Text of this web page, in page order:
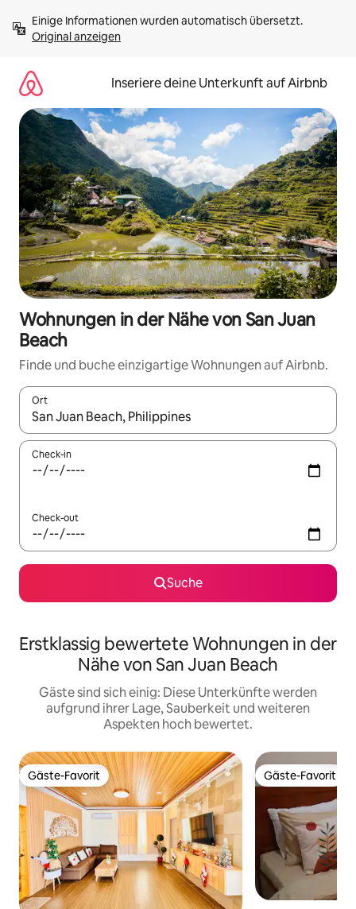
Inhalten
springenOriginal anzeigen
Inseriere deine Unterkunft auf Airbnb
Wohnungen in der Nähe von San Juan
Beach
Finde und buche einzigartige Wohnungen auf Airbnb.
Ort
Wenn Ergebnisse verfügbar sind, navigiere mit den
Check-in
Check-out
Suche
Erstklassig bewertete Wohnungen in der
Nähe von San Juan Beach
Gäste sind sich einig: Diese Unterkünfte werden
aufgrund ihrer Lage, Sauberkeit und weiteren
Aspekten hoch bewertet.
Gäste-Favorit
Gäste-Favorit Gäste-Favorit
Gäste-Favorit